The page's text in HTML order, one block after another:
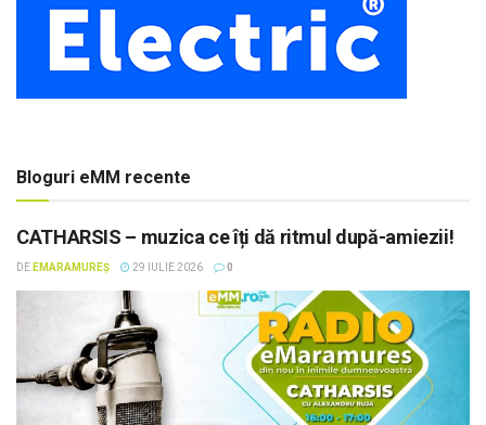
Bloguri eMM recente
CATHARSIS – muzica ce îți dă ritmul după-amiezii!
DE EMARAMUREȘ 29 IULIE 2026 0